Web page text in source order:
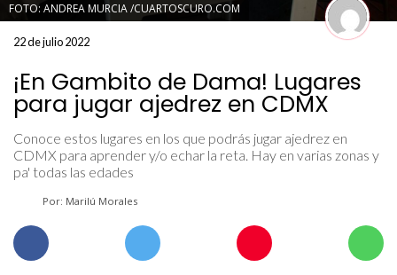
FOTO: ANDREA MURCIA /CUARTOSCURO.COM
22 de julio 2022
¡En Gambito de Dama! Lugares
para jugar ajedrez en CDMX
Conoce estos lugares en los que podrás jugar ajedrez en
CDMX para aprender y/o echar la reta. Hay en varias zonas y
pa' todas las edades
Por: Marilú Morales